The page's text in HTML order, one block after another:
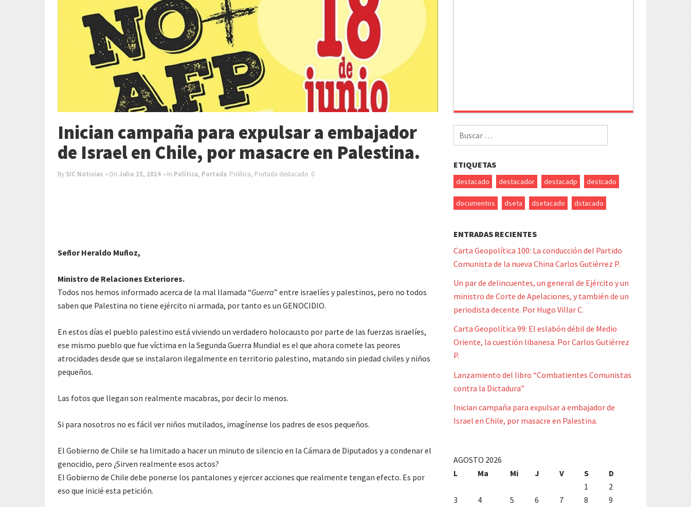
Inician campaña para expulsar a embajador
de Israel en Chile, por masacre en Palestina.
By SIC Noticias • On Julio 15, 2014 • In Política, Portada Política, Portada destacado 0
Señor Heraldo Muñoz,
Ministro de Relaciones Exteriores.
Todos nos hemos informado acerca de la mal llamada “Guerra” entre israelíes y palestinos, pero no todos
saben que Palestina no tiene ejército ni armada, por tanto es un GENOCIDIO.
En estos días el pueblo palestino está viviendo un verdadero holocausto por parte de las fuerzas israelíes,
ese mismo pueblo que fue víctima en la Segunda Guerra Mundial es el que ahora comete las peores
atrocidades desde que se instalaron ilegalmente en territorio palestino, matando sin piedad civiles y niños
pequeños.
Las fotos que llegan son realmente macabras, por decir lo menos.
Si para nosotros no es fácil ver niños mutilados, imagínense los padres de esos pequeños.
El Gobierno de Chile se ha limitado a hacer un minuto de silencio en la Cámara de Diputados y a condenar el
genocidio, pero ¿Sirven realmente esos actos?
El Gobierno de Chile debe ponerse los pantalones y ejercer acciones que realmente tengan efecto. Es por
eso que inicié esta petición.
Buscar
por:
ETIQUETAS
destacado destacador destacadp destcado
documentos dseta dsetacado dstacado
ENTRADAS RECIENTES
Carta Geopolítica 100: La conducción del Partido
Comunista de la nueva China Carlos Gutiérrez P.
Un par de delincuentes, un general de Ejército y un
ministro de Corte de Apelaciones, y también de un
periodista decente. Por Hugo Villar C.
Carta Geopolítica 99: El eslabón débil de Medio
Oriente, la cuestión libanesa. Por Carlos Gutiérrez
P.
Lanzamiento del libro “Combatientes Comunistas
contra la Dictadura”
Inician campaña para expulsar a embajador de
Israel en Chile, por masacre en Palestina.
AGOSTO 2026
L
Ma Mi J V S
D
1
2
3
4 5 6 7 8
9